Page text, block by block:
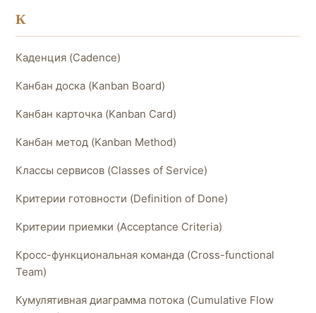
К
Каденция (Cadence)
Канбан доска (Kanban Board)
Канбан карточка (Kanban Card)
Канбан метод (Kanban Method)
Классы сервисов (Classes of Service)
Критерии готовности (Definition of Done)
Критерии приемки (Acceptance Criteria)
Кросс-функциональная команда (Cross-functional
Team)
Кумулятивная диаграмма потока (Cumulative Flow